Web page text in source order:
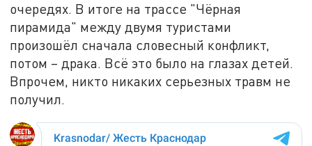
очередях. В итоге на трассе "Чёрная
пирамида" между двумя туристами
произошёл сначала словесный конфликт,
потом – драка. Всё это было на глазах детей.
Впрочем, никто никаких серьезных травм не
получил.